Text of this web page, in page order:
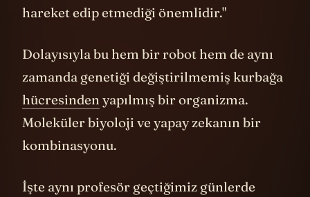
hareket edip etmediği önemlidir."
Dolayısıyla bu hem bir robot hem de aynı
zamanda genetiği değiştirilmemiş kurbağa
hücresinden yapılmış bir organizma.
Moleküler biyoloji ve yapay zekanın bir
kombinasyonu.
İşte aynı profesör geçtiğimiz günlerde